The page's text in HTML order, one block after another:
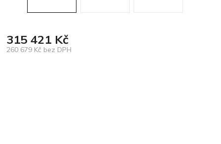
315 421 Kč
260 679 Kč bez DPH